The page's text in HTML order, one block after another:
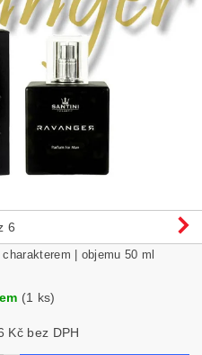
6
| objemu 50 ml
(1 ks)
536,36 Kč bez DPH